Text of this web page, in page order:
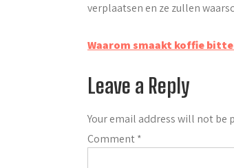
verplaatsen en ze zullen
Post
Waarom smaakt koffie
Leave a Reply
Your email address will not be
Comment*